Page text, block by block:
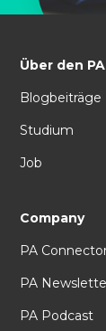
Über den PA
Blogbeiträge
Studium
Job
Company
PA
PA
PA Podcast